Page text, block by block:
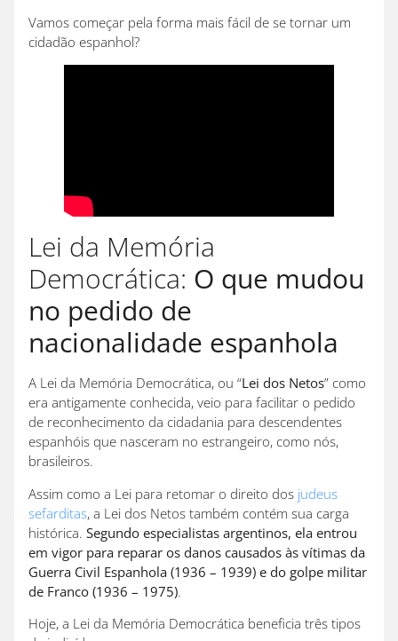
Vamos começar pela forma mais fácil de se tornar um
cidadão espanhol?
Lei da Memória
Democrática: O que mudou
no pedido de
nacionalidade espanhola
A Lei da Memória Democrática, ou “Lei dos Netos” como
era antigamente conhecida, veio para facilitar o pedido
de reconhecimento da cidadania para descendentes
espanhóis que nasceram no estrangeiro, como nós,
brasileiros.
Assim como a Lei para retomar o direito dos judeus
sefarditas, a Lei dos Netos também contém sua carga
histórica. Segundo especialistas argentinos, ela entrou
em vigor para reparar os danos causados às vítimas da
Guerra Civil Espanhola (1936 – 1939) e do golpe militar
de Franco (1936 – 1975).
Hoje, a Lei da Memória Democrática beneficia três tipos